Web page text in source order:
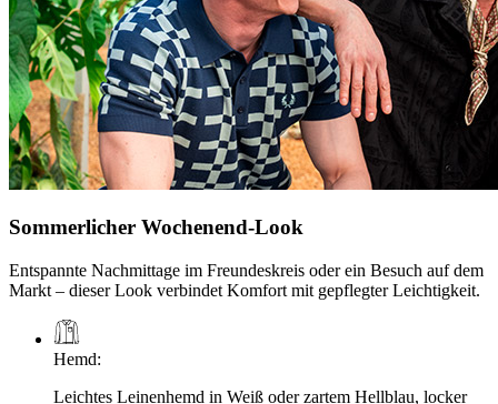
Sommerlicher Wochenend-Look
Entspannte Nachmittage im Freundeskreis oder ein Besuch auf dem
Markt – dieser Look verbindet Komfort mit gepflegter Leichtigkeit.
Hemd:
Leichtes Leinenhemd in Weiß oder zartem Hellblau, locker